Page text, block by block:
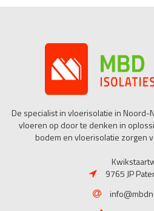
De specialist in vloerisolatie in Noord-
vloeren op door te denken in
bodem en vloerisolatie zorgen
9765 JP